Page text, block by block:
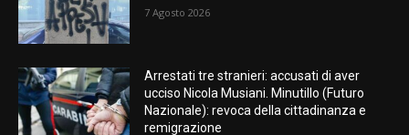
7 Agosto 2026
Arrestati tre stranieri: accusati di aver
ucciso Nicola Musiani. Minutillo (Futuro
Nazionale): revoca della cittadinanza e
remigrazione